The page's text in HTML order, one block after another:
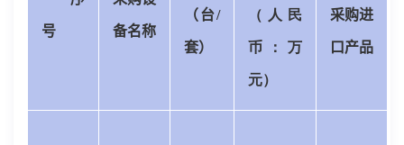
号 备名称
（台/
套）
（人民
币：万
元）
采购进
口产品